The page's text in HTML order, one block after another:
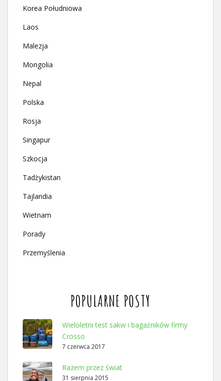
Korea Południowa
Laos
Malezja
Mongolia
Nepal
Polska
Rosja
Singapur
Szkocja
Tadżykistan
Tajlandia
Wietnam
Porady
Przemyślenia
POPULARNE POSTY
Wieloletni test sakw i bagażników firmy
Crosso
7 czerwca 2017
Razem przez świat
31 sierpnia 2015